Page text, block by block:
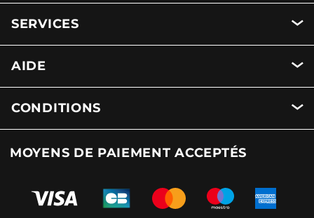
SERVICES
AIDE
CONDITIONS
MOYENS DE PAIEMENT ACCEPTÉS